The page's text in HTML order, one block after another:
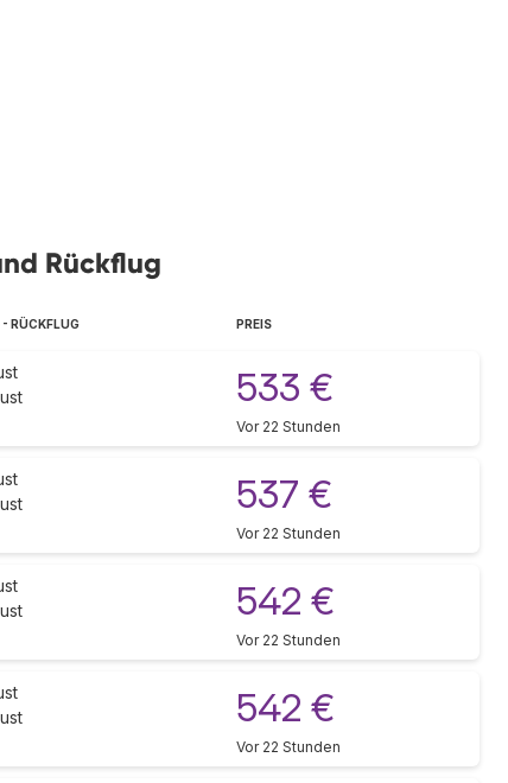
Rückflug
- RÜCKFLUG PREIS
533 €
Vor 22 Stunden
537 €
Vor 22 Stunden
542 €
Vor 22 Stunden
542 €
Vor 22 Stunden